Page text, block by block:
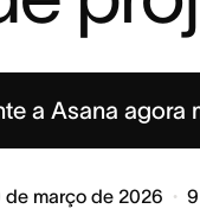
a Asana agora
de março de 2026 9